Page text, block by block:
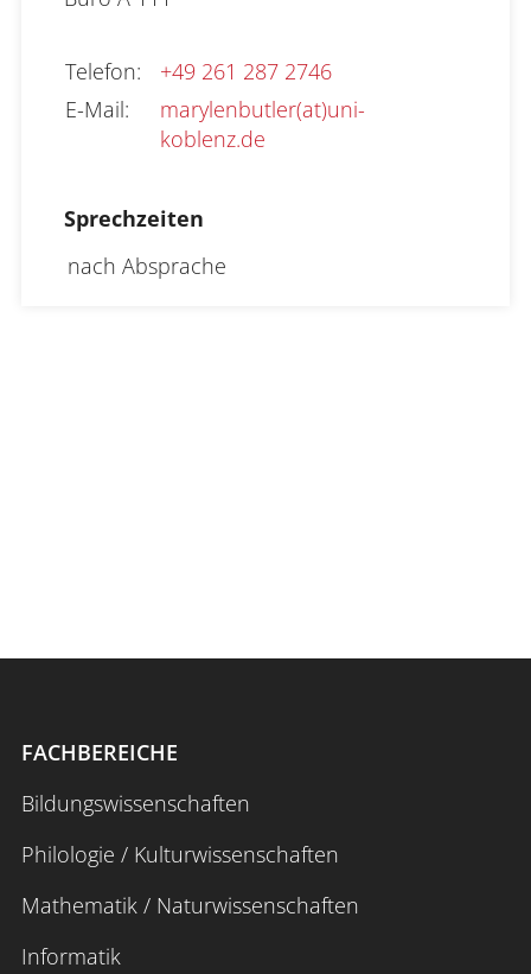
Telefon:
+49 261 287 2746
E-Mail:
marylenbutler(at)uni-
koblenz.de
Sprechzeiten
nach Absprache
FACHBEREICHE
Bildungswissenschaften
Philologie / Kulturwissenschaften
Mathematik / Naturwissenschaften
Informatik